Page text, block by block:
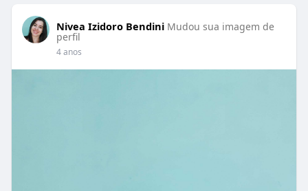
Nivea Izidoro Bendini Mudou sua imagem de
perfil
4 anos